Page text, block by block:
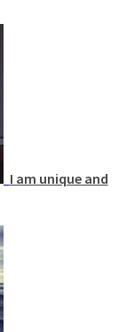
I am unique and